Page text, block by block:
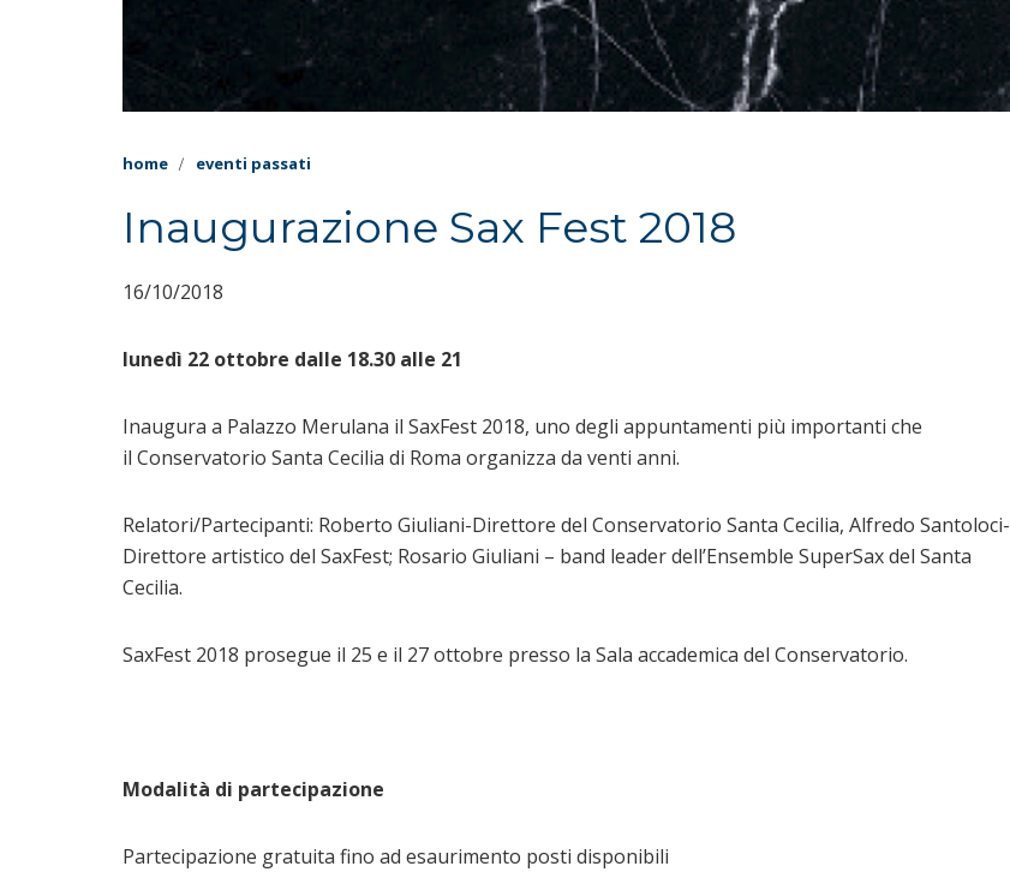
home eventi passati
Inaugurazione Sax Fest 2018
16/10/2018
lunedì 22 ottobre dalle 18.30 alle 21
Inaugura a Palazzo Merulana il SaxFest 2018, uno degli appuntamenti più importanti che
il Conservatorio Santa Cecilia di Roma organizza da venti anni.
Relatori/Partecipanti: Roberto Giuliani-Direttore del Conservatorio Santa Cecilia, Alfredo Santoloci-
Direttore artistico del SaxFest; Rosario Giuliani – band leader dell’Ensemble SuperSax del Santa
Cecilia.
SaxFest 2018 prosegue il 25 e il 27 ottobre presso la Sala accademica del Conservatorio.
Modalità di partecipazione
Partecipazione gratuita fino ad esaurimento posti disponibili